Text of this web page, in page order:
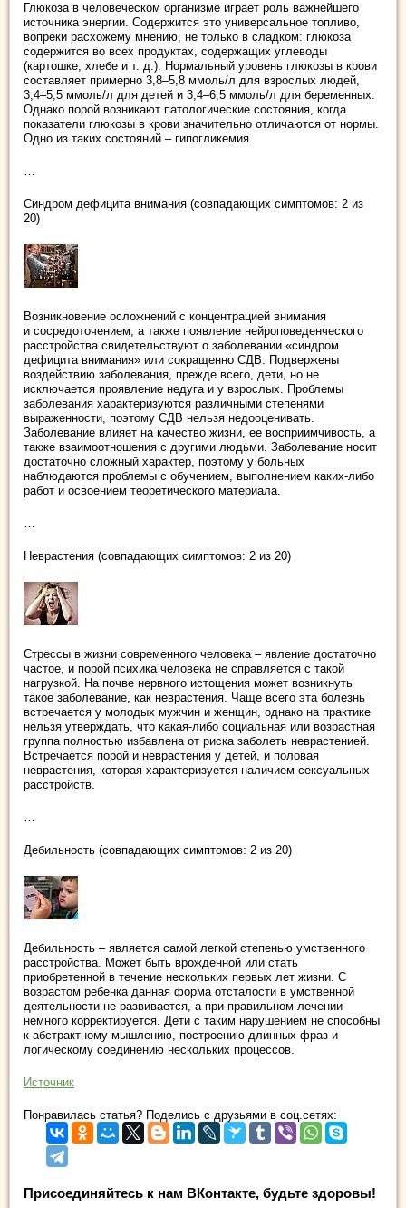
Глюкоза в человеческом организме играет роль важнейшего
источника энергии. Содержится это универсальное топливо,
вопреки расхожему мнению, не только в сладком: глюкоза
содержится во всех продуктах, содержащих углеводы
(картошке, хлебе и т. д.). Нормальный уровень глюкозы в крови
составляет примерно 3,8–5,8 ммоль/л для взрослых людей,
3,4–5,5 ммоль/л для детей и 3,4–6,5 ммоль/л для беременных.
Однако порой возникают патологические состояния, когда
показатели глюкозы в крови значительно отличаются от нормы.
Одно из таких состояний – гипогликемия.
…
Синдром дефицита внимания (совпадающих симптомов: 2 из
20)
Возникновение осложнений с концентрацией внимания
и сосредоточением, а также появление нейроповеденческого
расстройства свидетельствуют о заболевании «синдром
дефицита внимания» или сокращенно СДВ. Подвержены
воздействию заболевания, прежде всего, дети, но не
исключается проявление недуга и у взрослых. Проблемы
заболевания характеризуются различными степенями
выраженности, поэтому СДВ нельзя недооценивать.
Заболевание влияет на качество жизни, ее восприимчивость, а
также взаимоотношения с другими людьми. Заболевание носит
достаточно сложный характер, поэтому у больных
наблюдаются проблемы с обучением, выполнением каких-либо
работ и освоением теоретического материала.
…
Неврастения (совпадающих симптомов: 2 из 20)
Стрессы в жизни современного человека – явление достаточно
частое, и порой психика человека не справляется с такой
нагрузкой. На почве нервного истощения может возникнуть
такое заболевание, как неврастения. Чаще всего эта болезнь
встречается у молодых мужчин и женщин, однако на практике
нельзя утверждать, что какая-либо социальная или возрастная
группа полностью избавлена от риска заболеть неврастенией.
Встречается порой и неврастения у детей, и половая
неврастения, которая характеризуется наличием сексуальных
расстройств.
…
Дебильность (совпадающих симптомов: 2 из 20)
Дебильность – является самой легкой степенью умственного
расстройства. Может быть врожденной или стать
приобретенной в течение нескольких первых лет жизни. С
возрастом ребенка данная форма отсталости в умственной
деятельности не развивается, а при правильном лечении
немного корректируется. Дети с таким нарушением не способны
к абстрактному мышлению, построению длинных фраз и
логическому соединению нескольких процессов.
Источник
Понравилась статья? Поделись с друзьями в соц.сетях:
Присоединяйтесь к нам ВКонтакте, будьте здоровы!